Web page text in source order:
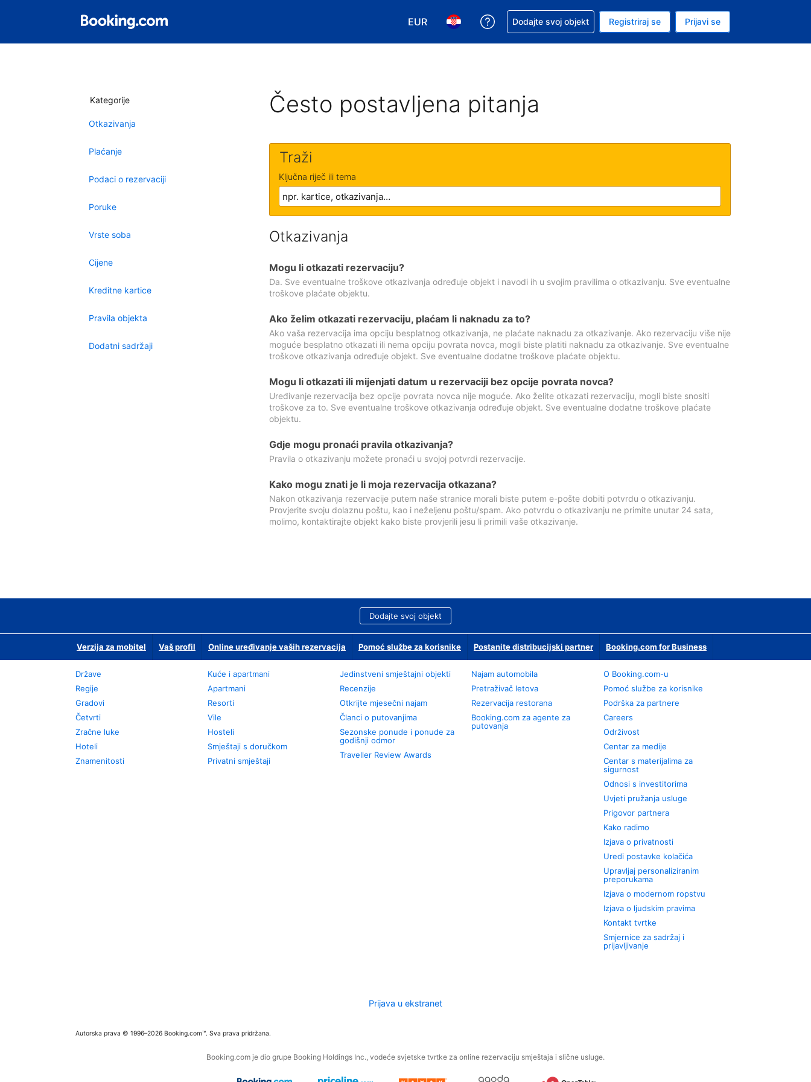
EUR
Odaberite valutu. Vaša je trenutačna valuta EUR
Odaberite svoj jezik. Vaš je trenutačni jezik Hrvatskom
Zatražite pomoć sa svojom rezervacijom
Dodajte svoj objekt Registriraj se Prijavi se
Kategorije
Otkazivanja
Plaćanje
Podaci o rezervaciji
Poruke
Vrste soba
Cijene
Kreditne kartice
Pravila objekta
Dodatni sadržaji
Često postavljena pitanja
Traži
Ključna riječ ili tema
Otkazivanja
Mogu li otkazati rezervaciju?
Da. Sve eventualne troškove otkazivanja određuje objekt i navodi ih u svojim pravilima o otkazivanju. Sve eventualne
troškove plaćate objektu.
Ako želim otkazati rezervaciju, plaćam li naknadu za to?
Ako vaša rezervacija ima opciju besplatnog otkazivanja, ne plaćate naknadu za otkazivanje. Ako rezervaciju više nije
moguće besplatno otkazati ili nema opciju povrata novca, mogli biste platiti naknadu za otkazivanje. Sve eventualne
troškove otkazivanja određuje objekt. Sve eventualne dodatne troškove plaćate objektu.
Mogu li otkazati ili mijenjati datum u rezervaciji bez opcije povrata novca?
Uređivanje rezervacija bez opcije povrata novca nije moguće. Ako želite otkazati rezervaciju, mogli biste snositi
troškove za to. Sve eventualne troškove otkazivanja određuje objekt. Sve eventualne dodatne troškove plaćate
objektu.
Gdje mogu pronaći pravila otkazivanja?
Pravila o otkazivanju možete pronaći u svojoj potvrdi rezervacije.
Kako mogu znati je li moja rezervacija otkazana?
Nakon otkazivanja rezervacije putem naše stranice morali biste putem e-pošte dobiti potvrdu o otkazivanju.
Provjerite svoju dolaznu poštu, kao i neželjenu poštu/spam. Ako potvrdu o otkazivanju ne primite unutar 24 sata,
molimo, kontaktirajte objekt kako biste provjerili jesu li primili vaše otkazivanje.
Dodajte svoj objekt
Verzija za mobitel Vaš profil Online uređivanje vaših rezervacija Pomoć službe za korisnike Postanite distribucijski partner Booking.com for Business
Države
Regije
Gradovi
Četvrti
Zračne luke
Hoteli
Znamenitosti
Kuće i apartmani
Apartmani
Resorti
Vile
Hosteli
Smještaji s doručkom
Privatni smještaji
Jedinstveni smještajni objekti
Recenzije
Otkrijte mjesečni najam
Članci o putovanjima
Sezonske ponude i ponude za
godišnji odmor
Traveller Review Awards
Najam automobila
Pretraživač letova
Rezervacija restorana
Booking.com za agente za
putovanja
O Booking.com-u
Pomoć službe za korisnike
Podrška za partnere
Careers
Održivost
Centar za medije
Centar s materijalima za
sigurnost
Odnosi s investitorima
Uvjeti pružanja usluge
Prigovor partnera
Kako radimo
Izjava o privatnosti
Uredi postavke kolačića
Upravljaj personaliziranim
preporukama
Izjava o modernom ropstvu
Izjava o ljudskim pravima
Kontakt tvrtke
Smjernice za sadržaj i
prijavljivanje
Prijava u ekstranet
Autorska prava © 1996–2026 Booking.com™. Sva prava pridržana.
Booking.com je dio grupe Booking Holdings Inc., vodeće svjetske tvrtke za online rezervaciju smještaja i slične usluge.